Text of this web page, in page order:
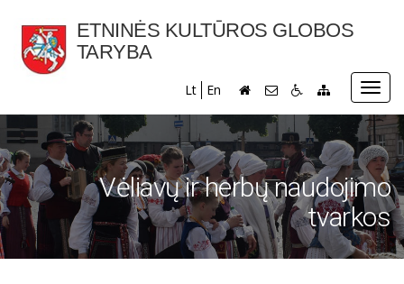
ETNINĖS KULTŪROS GLOBOS
TARYBA
Lt En
Vėliavų ir herbų naudojimo
tvarkos